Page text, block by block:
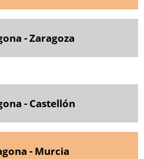
- Zaragoza
- Castellón
- Murcia